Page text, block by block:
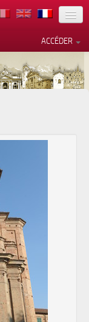
ACCÉDER
de